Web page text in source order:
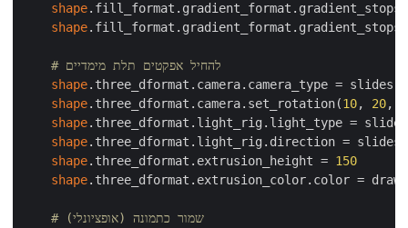
shape
shape
# להחיל אפקטים תלת מימדיים
shape.three_dformat.camera.camera_type =
shape.three_dformat.camera.set_rotation(10, 20,
shape.three_dformat.light_rig.light_type =
shape.three_dformat.light_rig.direction =
shape.three_dformat.extrusion_height = 150
shape.three_dformat.extrusion_color.color =
# שמור כתמונה (אופציונלי)